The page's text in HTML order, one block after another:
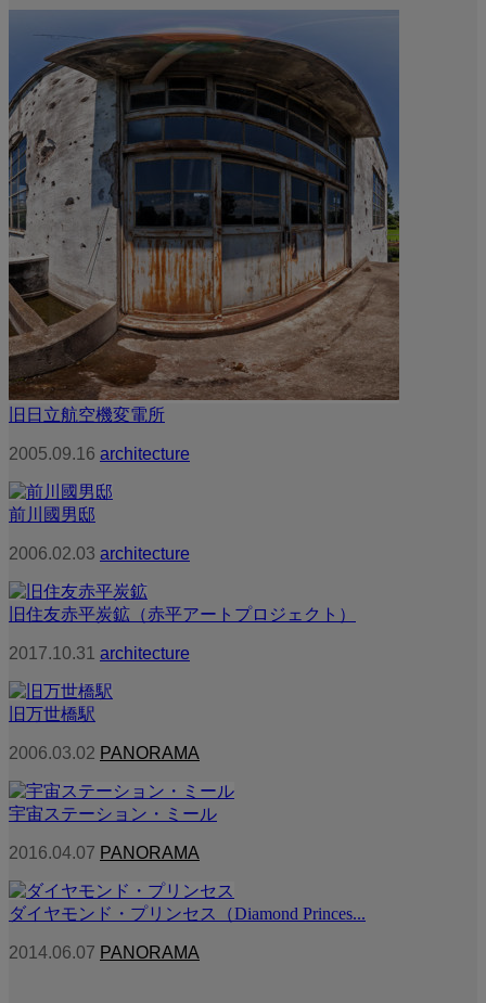
旧日立航空機変電所
2005.09.16 architecture
前川國男邸
2006.02.03 architecture
旧住友赤平炭鉱（赤平アートプロジェクト）
2017.10.31 architecture
旧万世橋駅
2006.03.02 PANORAMA
宇宙ステーション・ミール
2016.04.07 PANORAMA
ダイヤモンド・プリンセス（Diamond Princes...
2014.06.07 PANORAMA